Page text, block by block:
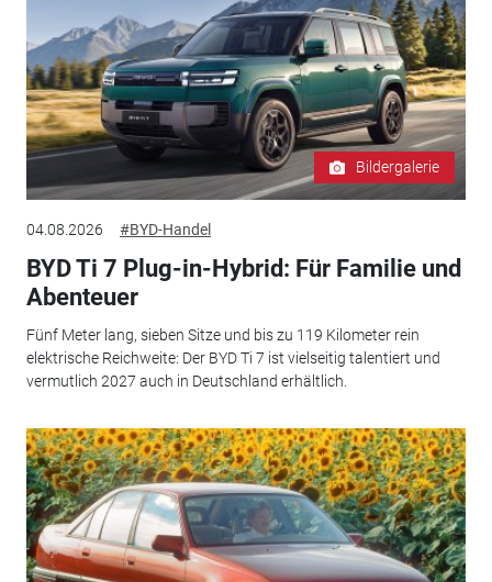
Bildergalerie
04.08.2026 #BYD-Handel
BYD Ti 7 Plug-in-Hybrid: Für Familie und
Abenteuer
Fünf Meter lang, sieben Sitze und bis zu 119 Kilometer rein
elektrische Reichweite: Der BYD Ti 7 ist vielseitig talentiert und
vermutlich 2027 auch in Deutschland erhältlich.